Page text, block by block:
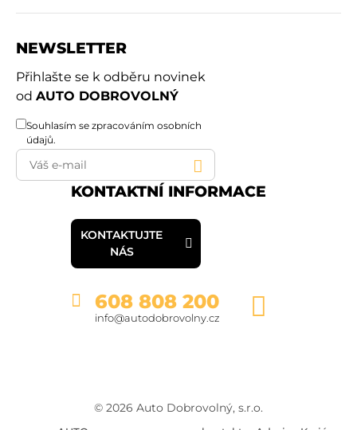
NEWSLETTER
Přihlašte se k odběru novinek
od AUTO DOBROVOLNÝ
Souhlasím se zpracováním osobních
údajů.
KONTAKTNÍ INFORMACE
KONTAKTUJTE
NÁS
608 808 200
info@autodobrovolny.cz
© 2026 Auto Dobrovolný, s.r.o.